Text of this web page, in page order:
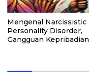
Mengenal Narcissistic
Personality Disorder,
Gangguan Kepribadian